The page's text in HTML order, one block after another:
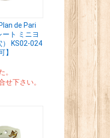
de Pari
ト ミニヨ
） KS02-024
】
。
せ下さい。